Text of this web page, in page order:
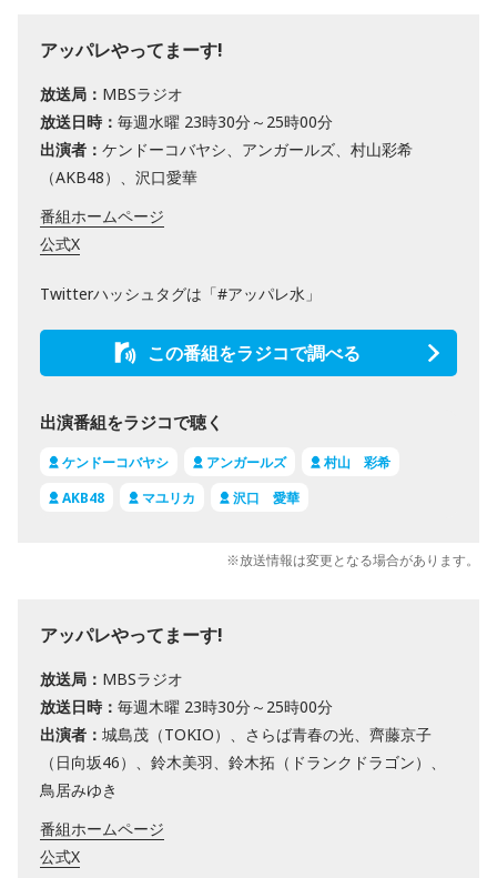
アッパレやってまーす!
放送局： MBSラジオ
放送日時： 毎週水曜 23時30分～25時00分
出演者： ケンドーコバヤシ、アンガールズ、村山彩希
（AKB48）、沢口愛華
番組ホームページ
公式X
Twitterハッシュタグは「#アッパレ水」
この番組をラジコで調べる
出演番組をラジコで聴く
ケンドーコバヤシ アンガールズ
村山 彩希
AKB48
マユリカ 沢口 愛華
※放送情報は変更となる場合があります。
アッパレやってまーす!
放送局： MBSラジオ
放送日時： 毎週木曜 23時30分～25時00分
出演者： 城島茂（TOKIO）、さらば青春の光、齊藤京子
（日向坂46）、鈴木美羽、鈴木拓（ドランクドラゴン）、
鳥居みゆき
番組ホームページ
公式X